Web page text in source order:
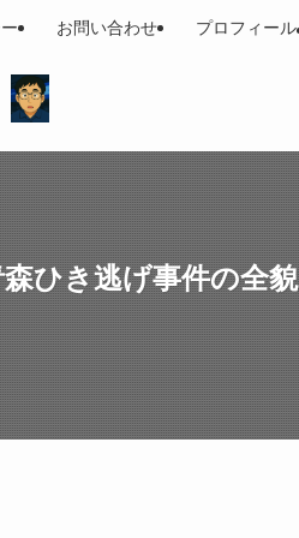
お問い合わせ プロフィール
ひき逃げ事件の全